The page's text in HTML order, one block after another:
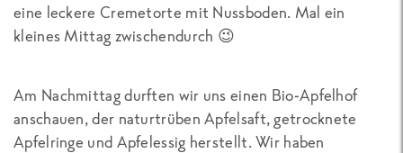
eine leckere Cremetorte mit Nussboden. Mal ein
kleines Mittag zwischendurch 😉
Am Nachmittag durften wir uns einen Bio-Apfelhof
anschauen, der naturtrüben Apfelsaft, getrocknete
Apfelringe und Apfelessig herstellt. Wir haben